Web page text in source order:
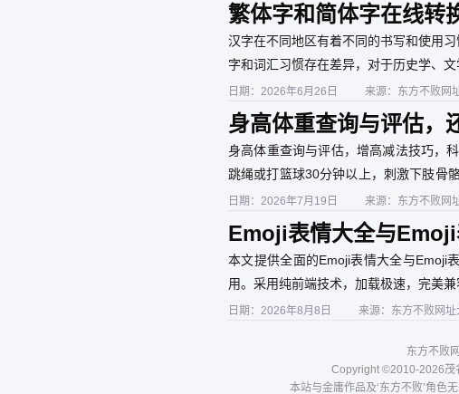
繁体字和简体字在线转
汉字在不同地区有着不同的书写和使用
字和词汇习惯存在差异，对于历史学、
繁体字。使用转换工具可以帮助快速将
日期：2026年6月26日 来源：东方不败网
身高体重查询与评估，
身高体重平均值表
身高体重查询与评估，增高减法技巧，
跳绳或打篮球30分钟以上，刺激下肢骨
迫，可额外“长高”1-2cm。
日期：2026年7月19日 来源：东方不败网
Emoji表情大全与Emoji
本文提供全面的Emoji表情大全与Emoji
用。采用纯前端技术，加载极速，完美
日期：2026年8月8日 来源：东方不败网址
东方不败
Copyright ©2010-2026茂
本站与金庸作品及‘东方不败’角色